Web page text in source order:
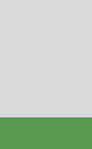
机维修,上海爱普生打